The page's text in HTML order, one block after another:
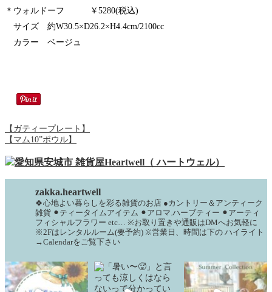
＊ウォルドーフ ￥5280(税込)
サイズ 約W30.5×D26.2×H4.4cm/2100cc
カラー ベージュ
【ガティープレート】
【マム10”ボウル】
zakka.heartwell
🍀心地よい暮らしを彩る雑貨のお店 ●カントリー＆アンティーク
雑貨 ⚫︎ティータイムアイテム ⚫︎アロマ.ハーブティー ⚫︎アーティ
フィシャルフラワー etc… ※お取り置きや通販はDMへお気軽に
※2Fはレンタルルーム(要予約) ※営業日、時間は下の ハイライト
→Calendarをご覧下さい